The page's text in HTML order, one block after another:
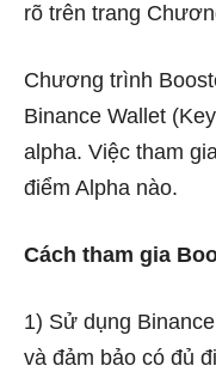
rõ trên trang
Chương trình
Binance Wallet
alpha. Việc tham
điểm Alpha nào.
Cách tham gia
1) Sử dụng
và đảm bảo có đủ